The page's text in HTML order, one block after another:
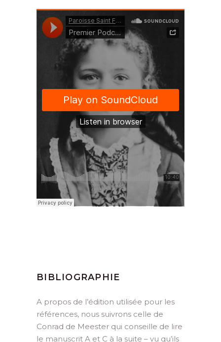
BIBLIOGRAPHIE
A propos de l’édition utilisée pour les
références, nous suivrons celle de
Conrad de Meester qui conseille de lire
le manuscrit A et C à la suite – vu qu’ils